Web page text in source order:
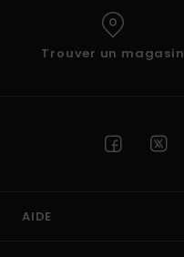
Trouver un magasin
AIDE